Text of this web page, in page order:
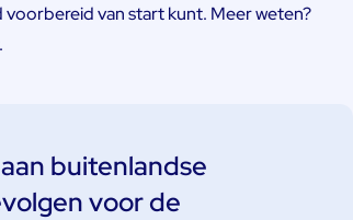
van start kunt. Meer weten?
buitenlandse
voor de